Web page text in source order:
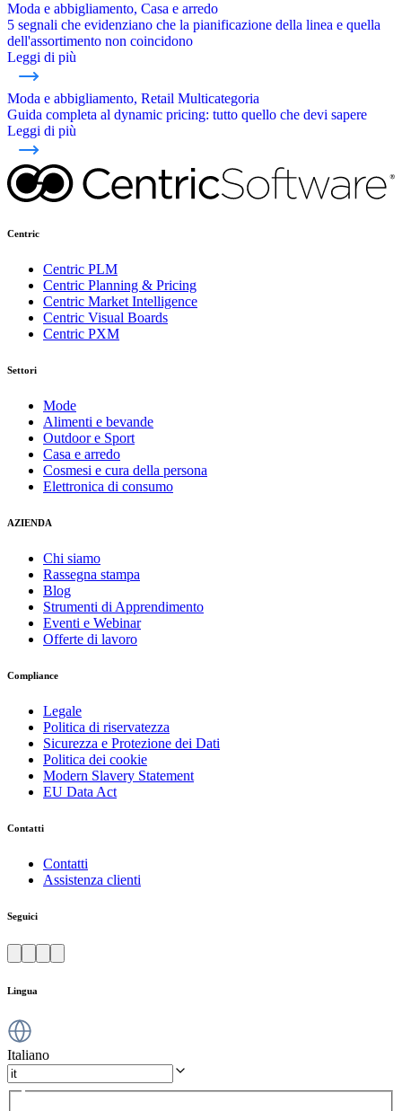
Moda e abbigliamento, Casa e arredo
5 segnali che evidenziano che la pianificazione della linea e quella
dell'assortimento non coincidono
Leggi di più
Moda e abbigliamento, Retail Multicategoria
Guida completa al dynamic pricing: tutto quello che devi sapere
Leggi di più
Centric
Centric PLM
Centric Planning & Pricing
Centric Market Intelligence
Centric Visual Boards
Centric PXM
Settori
Mode
Alimenti e bevande
Outdoor e Sport
Casa e arredo
Cosmesi e cura della persona
Elettronica di consumo
AZIENDA
Chi siamo
Rassegna stampa
Blog
Strumenti di Apprendimento
Eventi e Webinar
Offerte di lavoro
Compliance
Legale
Politica di riservatezza
Sicurezza e Protezione dei Dati
Politica dei cookie
Modern Slavery Statement
EU Data Act
Contatti
Contatti
Assistenza clienti
Seguici
Lingua
Italiano